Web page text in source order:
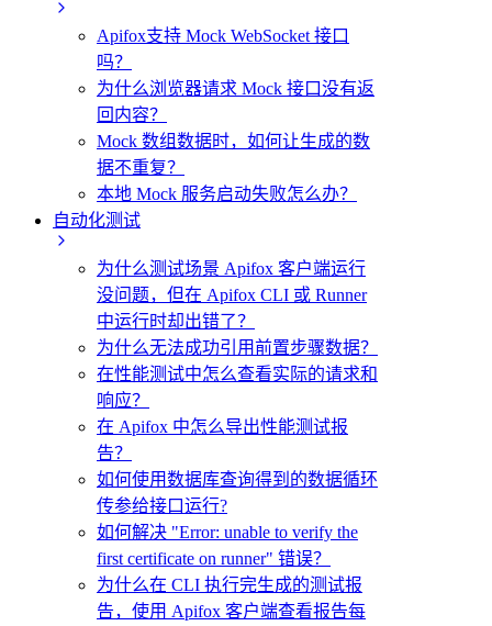
Apifox支持 Mock WebSocket 接口
吗？
为什么浏览器请求 Mock 接口没有返
回内容？
Mock 数组数据时，如何让生成的数
据不重复？
本地 Mock 服务启动失败怎么办？
自动化测试
为什么测试场景 Apifox 客户端运行
没问题，但在 Apifox CLI 或 Runner
中运行时却出错了？
为什么无法成功引用前置步骤数据？
在性能测试中怎么查看实际的请求和
响应？
在 Apifox 中怎么导出性能测试报
告？
如何使用数据库查询得到的数据循环
传参给接口运行?
如何解决 "Error: unable to verify the
first certificate on runner" 错误？
为什么在 CLI 执行完生成的测试报
告，使用 Apifox 客户端查看报告每